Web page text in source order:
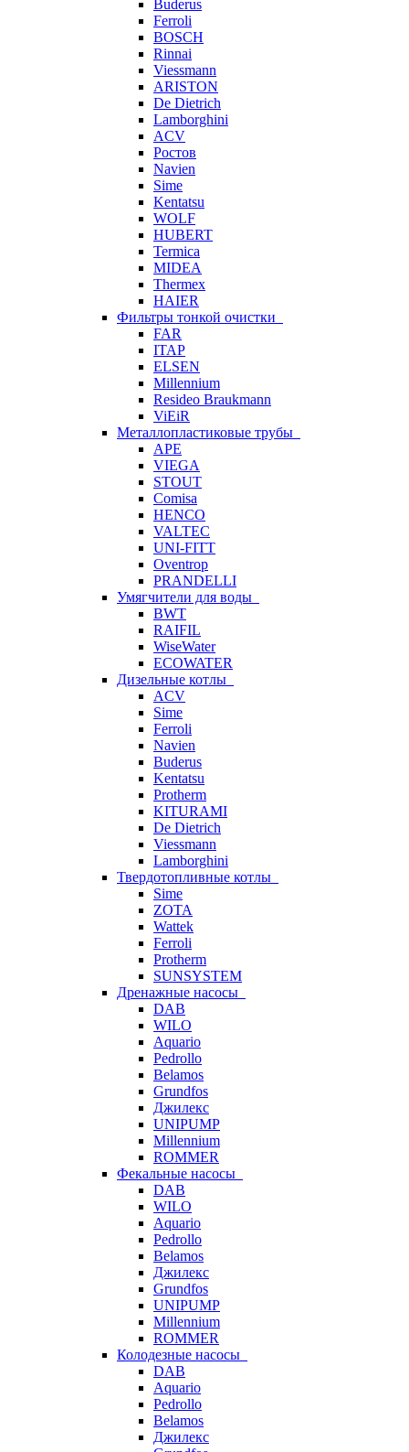
Buderus
Ferroli
BOSCH
Rinnai
Viessmann
ARISTON
De Dietrich
Lamborghini
ACV
Ростов
Navien
Sime
Kentatsu
WOLF
HUBERT
Termica
MIDEA
Thermex
HAIER
Фильтры тонкой очистки
FAR
ITAP
ELSEN
Millennium
Resideo Braukmann
ViEiR
Металлопластиковые трубы
APE
VIEGA
STOUT
Comisa
HENCO
VALTEC
UNI-FITT
Oventrop
PRANDELLI
Умягчители для воды
BWT
RAIFIL
WiseWater
ECOWATER
Дизельные котлы
ACV
Sime
Ferroli
Navien
Buderus
Kentatsu
Protherm
KITURAMI
De Dietrich
Viessmann
Lamborghini
Твердотопливные котлы
Sime
ZOTA
Wattek
Ferroli
Protherm
SUNSYSTEM
Дренажные насосы
DAB
WILO
Aquario
Pedrollo
Belamos
Grundfos
Джилекс
UNIPUMP
Millennium
ROMMER
Фекальные насосы
DAB
WILO
Aquario
Pedrollo
Belamos
Джилекс
Grundfos
UNIPUMP
Millennium
ROMMER
Колодезные насосы
DAB
Aquario
Pedrollo
Belamos
Джилекс